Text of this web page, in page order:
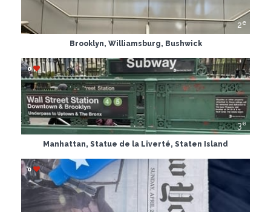
2e
Brooklyn, Williamsburg, Bushwick
3e
0
Manhattan, Statue de la Liverté, Staten Island
0